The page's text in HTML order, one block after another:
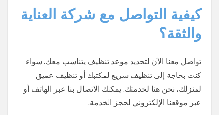
كيفية التواصل مع شركة العناية
والثقة؟
تواصل معنا الآن لتحديد موعد تنظيف يتناسب معك. سواء
كنت بحاجة إلى تنظيف سريع لمكتبك أو تنظيف عميق
لمنزلك، نحن هنا لخدمتك. يمكنك الاتصال بنا عبر الهاتف أو
عبر موقعنا الإلكتروني لحجز الخدمة.